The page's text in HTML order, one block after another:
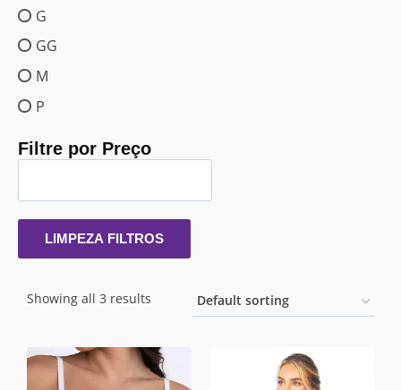
G
GG
M
P
Filtre por Preço
LIMPEZA FILTROS
Showing all 3 results